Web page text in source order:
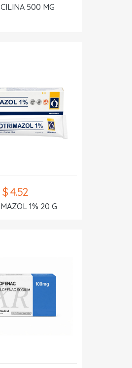
500 MG
$ 4.52
1% 20 G